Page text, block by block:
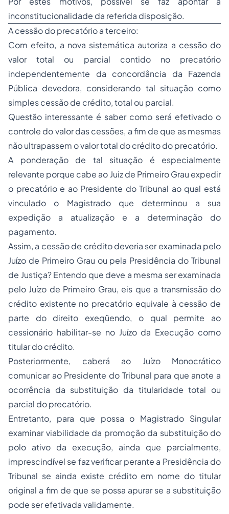
inconstitucionalidade da referida disposição.
A cessão do precatório a terceiro:
Com efeito, a nova sistemática autoriza a cessão do
valor total ou parcial contido no precatório
independentemente da concordância da Fazenda
Pública devedora, considerando tal situação como
simples cessão de crédito, total ou parcial.
Questão interessante é saber como será efetivado o
controle do valor das cessões, a fim de que as mesmas
não ultrapassem o valor total do crédito do precatório.
A ponderação de tal situação é especialmente
relevante porque cabe ao Juiz de Primeiro Grau expedir
o precatório e ao Presidente do Tribunal ao qual está
vinculado o Magistrado que determinou a sua
expedição a atualização e a determinação do
pagamento.
Assim, a cessão de crédito deveria ser examinada pelo
Juízo de Primeiro Grau ou pela Presidência do Tribunal
de Justiça? Entendo que deve a mesma ser examinada
pelo Juízo de Primeiro Grau, eis que a transmissão do
crédito existente no precatório equivale à cessão de
parte do direito exeqüendo, o qual permite ao
cessionário habilitar-se no Juízo da Execução como
titular do crédito.
Posteriormente, caberá ao Juízo Monocrático
comunicar ao Presidente do Tribunal para que anote a
ocorrência da substituição da titularidade total ou
parcial do precatório.
Entretanto, para que possa o Magistrado Singular
examinar viabilidade da promoção da substituição do
polo ativo da execução, ainda que parcialmente,
imprescindível se faz verificar perante a Presidência do
Tribunal se ainda existe crédito em nome do titular
original a fim de que se possa apurar se a substituição
pode ser efetivada validamente.